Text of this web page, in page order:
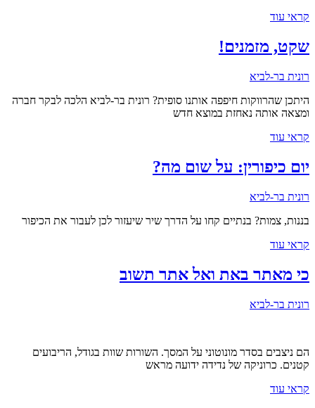
קראי עוד
שקט, מזמנים!
רונית בר-לביא
היתכן שהרווקות חיפפה אותנו סופית? רונית בר-לביא הלכה לבקר חברה
ומצאה אותה נאחזת במוצא חדש
קראי עוד
יום כיפורין: על שום מה?
רונית בר-לביא
בננות, צמות? בנתיים קחו על הדרך שיר שיעזור לכן לעבור את הכיפור
קראי עוד
כי מאתר באת ואל אתר תשוב
רונית בר-לביא
הם ניצבים בסדר מונוטוני על המסך. השורות שוות בגודל, הריבועים
קטנים. כרוניקה של נדידה ידועה מראש
קראי עוד